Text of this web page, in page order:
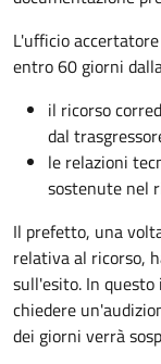
L'ufficio
entro 60 giorni
il ricorso
dal
le relazioni
sostenute nel
Il prefetto, una
relativa al ricorso,
sull'esito. In
chiedere
dei giorni verrà